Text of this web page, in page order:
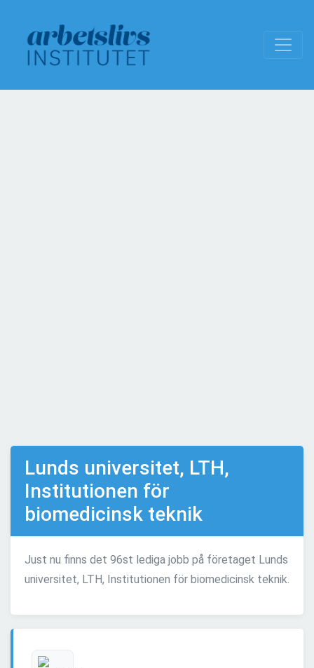
Lunds universitet, LTH,
Institutionen för
biomedicinsk teknik
Just nu finns det 96st lediga jobb på företaget Lunds
universitet, LTH, Institutionen för biomedicinsk teknik.